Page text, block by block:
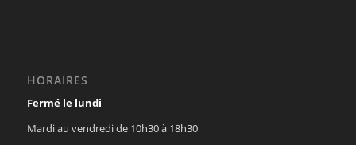
HORAIRES
Fermé le lundi
Mardi au vendredi de 10h30 à 18h30